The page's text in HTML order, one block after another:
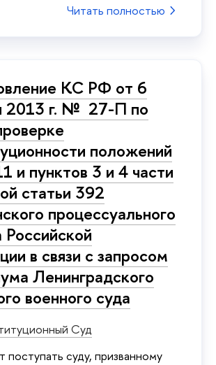
Читать полностью
КС РФ от 6
2013 г. № 27-П по
положений
и пунктов 3 и 4 части
статьи 392
процессуального
Российской
в связи с запросом
Ленинградского
военного суда
Суд
поступать суду, призванному